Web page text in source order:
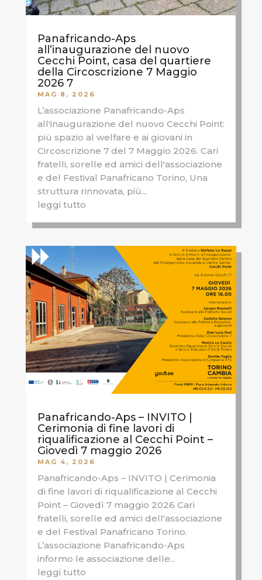
Panafricando-Aps
all’inaugurazione del nuovo
Cecchi Point, casa del quartiere
della Circoscrizione 7 Maggio
2026 7
MAG 8, 2026
L’associazione Panafricando-Aps
all'inaugurazione del nuovo Cecchi Point:
più spazio al welfare e ai giovani in
Circoscrizione 7 del 7 Maggio 2026. Cari
fratelli, sorelle ed amici dell'associazione
e del Festival Panafricano Torino, Una
struttura rinnovata, più...
leggi tutto
Panafricando-Aps – INVITO |
Cerimonia di fine lavori di
riqualificazione al Cecchi Point –
Giovedì 7 maggio 2026
MAG 4, 2026
Panafricando-Aps – INVITO | Cerimonia
di fine lavori di riqualificazione al Cecchi
Point – Giovedì 7 maggio 2026 Cari
fratelli, sorelle ed amici dell'associazione
e del Festival Panafricano Torino.
L’associazione Panafricando-Aps
informo le associazione delle...
leggi tutto